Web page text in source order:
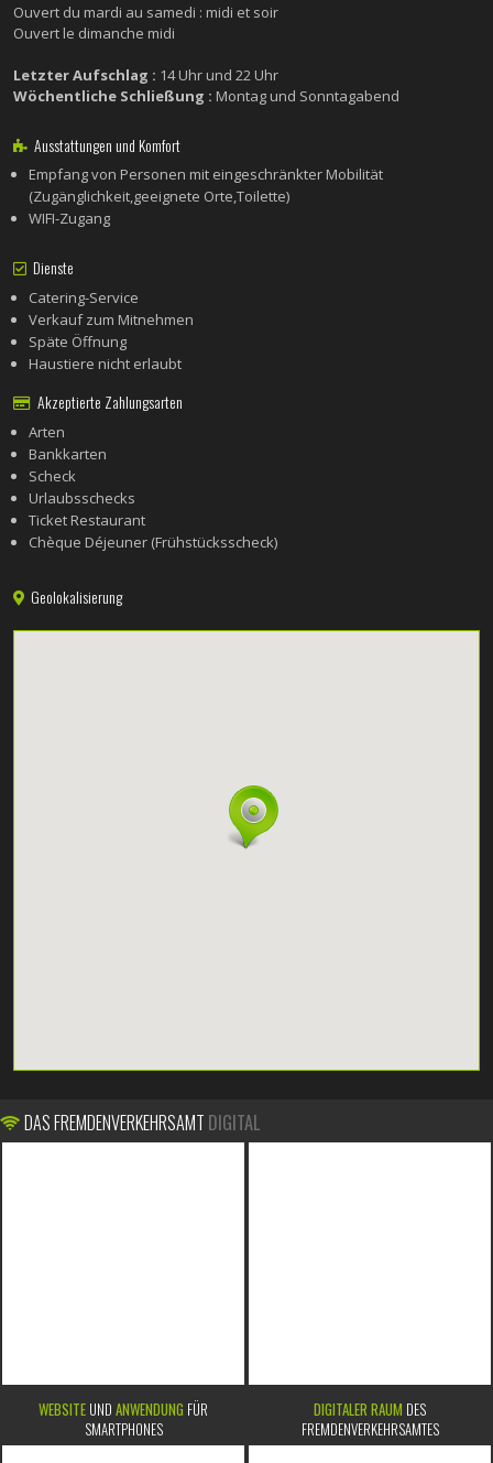
Ouvert du mardi au samedi : midi et soir
Ouvert le dimanche midi
Letzter Aufschlag : 14 Uhr und 22 Uhr
Wöchentliche Schließung : Montag und Sonntagabend
Ausstattungen und Komfort
Empfang von Personen mit eingeschränkter Mobilität
(Zugänglichkeit,geeignete Orte,Toilette)
WIFI-Zugang
Dienste
Catering-Service
Verkauf zum Mitnehmen
Späte Öffnung
Haustiere nicht erlaubt
Akzeptierte Zahlungsarten
Arten
Bankkarten
Scheck
Urlaubsschecks
Ticket Restaurant
Chèque Déjeuner (Frühstücksscheck)
Geolokalisierung
DAS FREMDENVERKEHRSAMT DIGITAL
WEBSITE UND ANWENDUNG FÜR
SMARTPHONES
DIGITALER RAUM DES
FREMDENVERKEHRSAMTES